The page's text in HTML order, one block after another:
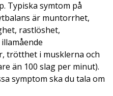
Typiska symtom på
är muntorrhet,
rastlöshet,
trötthet i musklerna och
än 100 slag per minut).
symptom ska du tala om